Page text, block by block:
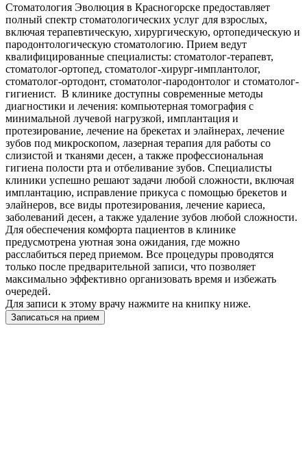
Стоматология Эволюция в Красногорске предоставляет
полный спектр стоматологических услуг для взрослых,
включая терапевтическую, хирургическую, ортопедическую и
пародонтологическую стоматологию. Прием ведут
квалифицированные специалисты: стоматолог-терапевт,
стоматолог-ортопед, стоматолог-хирург-имплантолог,
стоматолог-ортодонт, стоматолог-пародонтолог и стоматолог-
гигиенист. В клинике доступны современные методы
диагностики и лечения: компьютерная томография с
минимальной лучевой нагрузкой, имплантация и
протезирование, лечение на брекетах и элайнерах, лечение
зубов под микроскопом, лазерная терапия для работы со
слизистой и тканями десен, а также профессиональная
гигиена полости рта и отбеливание зубов. Специалисты
клиники успешно решают задачи любой сложности, включая
имплантацию, исправление прикуса с помощью брекетов и
элайнеров, все виды протезирования, лечение кариеса,
заболеваний десен, а также удаление зубов любой сложности.
Для обеспечения комфорта пациентов в клинике
предусмотрена уютная зона ожидания, где можно
расслабиться перед приемом. Все процедуры проводятся
только после предварительной записи, что позволяет
максимально эффективно организовать время и избежать
очередей.
Для записи к этому врачу нажмите на книпку ниже.
Записаться на прием